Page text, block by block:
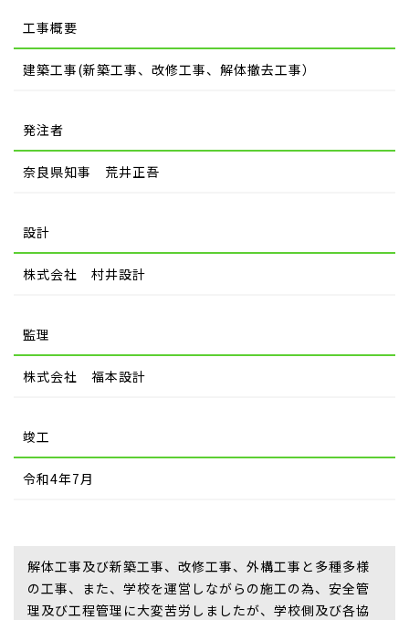
工事概要
建築工事(新築工事、改修工事、解体撤去工事）
発注者
奈良県知事 荒井正吾
設計
株式会社 村井設計
監理
株式会社 福本設計
竣工
令和4年7月
解体工事及び新築工事、改修工事、外構工事と多種多様
の工事、また、学校を運営しながらの施工の為、安全管
理及び工程管理に大変苦労しましたが、学校側及び各協